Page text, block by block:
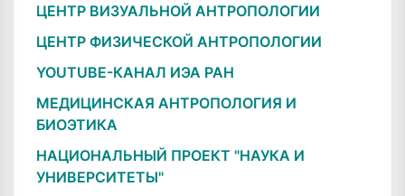
ЦЕНТР ВИЗУАЛЬНОЙ АНТРОПОЛОГИИ
ЦЕНТР ФИЗИЧЕСКОЙ АНТРОПОЛОГИИ
YOUTUBE-КАНАЛ ИЭА РАН
МЕДИЦИНСКАЯ АНТРОПОЛОГИЯ И
БИОЭТИКА
НАЦИОНАЛЬНЫЙ ПРОЕКТ "НАУКА И
УНИВЕРСИТЕТЫ"